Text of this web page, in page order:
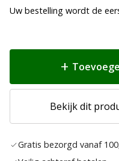
Uw bestelling wordt de
Bekijk dit
Gratis bezorgd vanaf